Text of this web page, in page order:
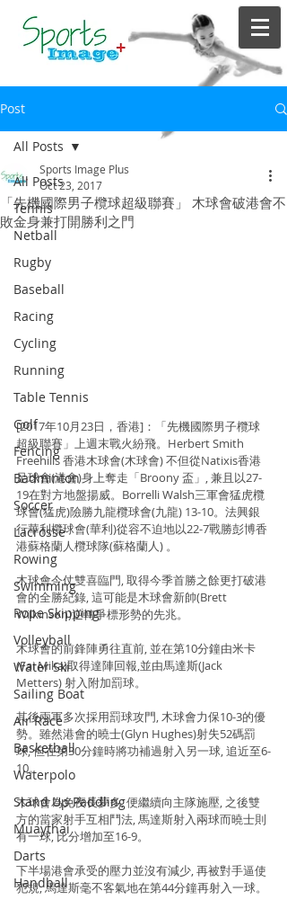
Post
All Posts
Tennis
Netball
Rugby
Baseball
Racing
Cycling
Running
Table Tennis
Golf
Fencing
Badminton
Soccer
Lacrosse
Rowing
Swimming
Rope Skipping
Volleyball
Water Ski
Sailing Boat
Air Race
Basketball
Waterpolo
Stand Up Paddling
Muaythai
Darts
Handball
All Posts
「先機國際男子欖球超級聯賽」 木球會破港會不
敗金身兼打開勝利之門
Sports Image Plus
Oct 23, 2017
[2017年10月23日，香港]：「先機國際男子欖球
超級聯賽」上週末戰火紛飛。Herbert Smith
Freehills 香港木球會(木球會) 不但從Natixis香港
足球會(港會)身上奪走「Broony 盃」, 兼且以27-
19在對方地盤揚威。Borrelli Walsh三軍會猛虎欖
球會(猛虎)險勝九龍欖球會(九龍) 13-10。法興銀
行華利欖球會(華利)從容不迫地以22-7戰勝彭博香
港蘇格蘭人欖球隊(蘇格蘭人) 。
木球會今仗雙喜臨門, 取得今季首勝之餘更打破港
會的全勝紀錄, 這可能是木球會新帥(Brett
Wilkinson)逆轉爭標形勢的先兆。
木球會的前鋒陣勇往直前, 並在第10分鐘由米卡
(Fai Mika)取得達陣回報,並由馬達斯(Jack
Metters) 射入附加罰球。
其後兩軍多次採用罰球攻門, 木球會力保10-3的優
勢。雖然港會的曉士(Glyn Hughes)射失52碼罰
球, 但在第30分鐘時將功補過射入另一球, 追近至6-
10。
木球會為免夜長夢多, 便繼續向主隊施壓, 之後雙
方的當家射手互相鬥法, 馬達斯射入兩球而曉士則
有一球, 比分增加至16-9。
下半場港會承受的壓力並沒有減少, 再被對手逼使
犯規, 馬達斯毫不客氣地在第44分鐘再射入一球。